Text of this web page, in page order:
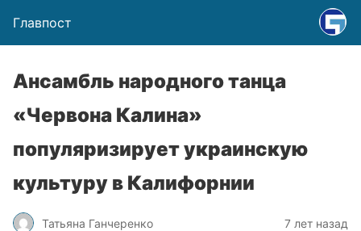
Главпост
Ансамбль народного танца
«Червона Калина»
популяризирует украинскую
культуру в Калифорнии
Татьяна Ганчеренко 7 лет назад